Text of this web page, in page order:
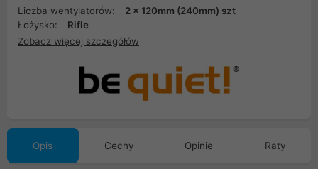
Liczba wentylatorów:
2 x 120mm (240mm) szt
Łożysko:
Rifle
Zobacz więcej szczegółów
Opis Cechy Opinie Raty